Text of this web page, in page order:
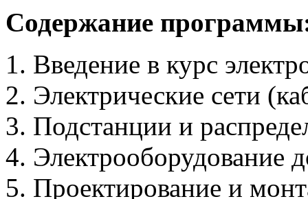
Содержание
Введение в курс
Электрические сети
Подстанции и
Проектирование и